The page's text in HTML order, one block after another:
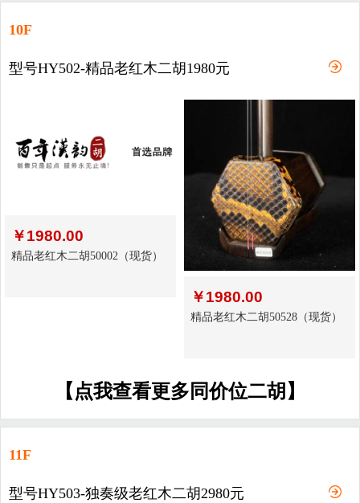
10F
型号HY502-精品老红木二胡1980元
￥1980.00
精品老红木二胡50002（现货）
￥1980.00
精品老红木二胡50528（现货）
【点我查看更多同价位二胡】
11F
型号HY503-独奏级老红木二胡2980元